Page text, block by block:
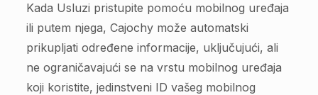
Kada Usluzi pristupite pomoću mobilnog uređaja
ili putem njega, Cajochy može automatski
prikupljati određene informacije, uključujući, ali
ne ograničavajući se na vrstu mobilnog uređaja
koji koristite, jedinstveni ID vašeg mobilnog